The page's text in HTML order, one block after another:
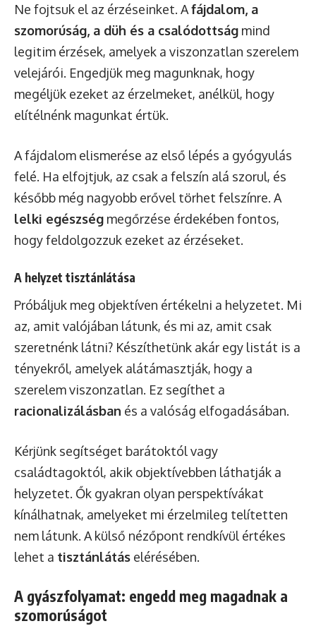
Ne fojtsuk el az érzéseinket. Afájdalom, a
szomorúság, a düh és a csalódottság mind
legitim érzések, amelyek a viszonzatlan szerelem
velejárói. Engedjük meg magunknak, hogy
megéljük ezeket az érzelmeket, anélkül, hogy
elítélnénk magunkat értük.
A fájdalom elismerése az első lépés a gyógyulás
felé. Ha elfojtjuk, az csak a felszín alá szorul, és
később még nagyobb erővel törhet felszínre. A
lelki egészség megőrzése érdekében fontos,
hogy feldolgozzuk ezeket az érzéseket.
A helyzet tisztánlátása
Próbáljuk meg objektíven értékelni a helyzetet. Mi
az, amit valójában látunk, és mi az, amit csak
szeretnénk látni? Készíthetünk akár egy listát is a
tényekről, amelyek alátámasztják, hogy a
szerelem viszonzatlan. Ez segíthet a
racionalizálásban és a valóság elfogadásában.
Kérjünk segítséget barátoktól vagy
családtagoktól, akik objektívebben láthatják a
helyzetet. Ők gyakran olyan perspektívákat
kínálhatnak, amelyeket mi érzelmileg telítetten
nem látunk. A külső nézőpont rendkívül értékes
lehet a tisztánlátás elérésében.
A gyászfolyamat: engedd meg magadnak a
szomorúságot